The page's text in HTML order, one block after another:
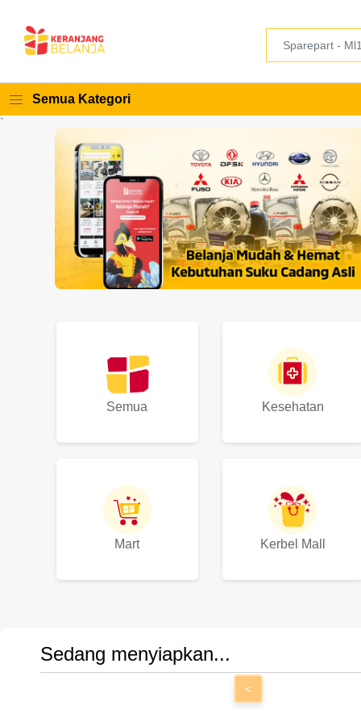
Semua Kategori
`
Semua Kesehatan
Mart Kerbel Mall
Sedang menyiapkan...
<